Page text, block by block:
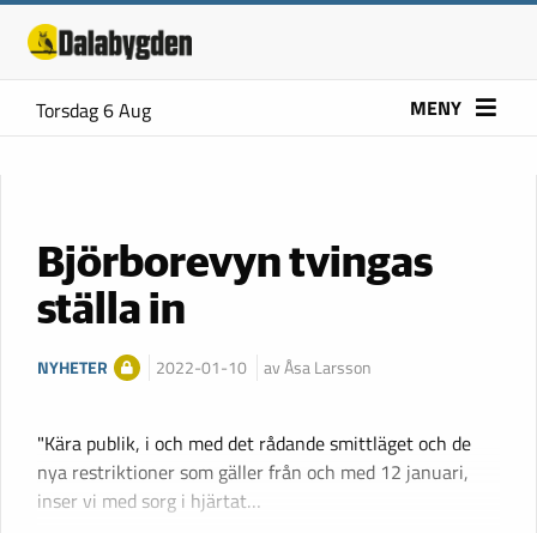
Torsdag 6 Aug MENY
Björborevyn tvingas
ställa in
NYHETER 2022-01-10 av Åsa Larsson
"Kära publik, i och med det rådande smittläget och de
nya restriktioner som gäller från och med 12 januari,
inser vi med sorg i hjärtat…